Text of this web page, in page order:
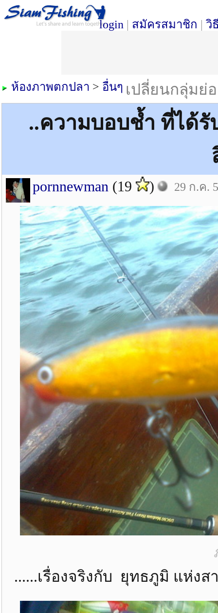
login | สมัครสมาชิก | วิ
เปลี่ยนกลุ่มย่
ห้องภาพตกปลา > อื่นๆ
..ความบอบช้ำ ที่ได้
pornnewman (19 ) 29 ก.ค.
......เรื่องจริงกับ ยุทธภูมิ แห่งส